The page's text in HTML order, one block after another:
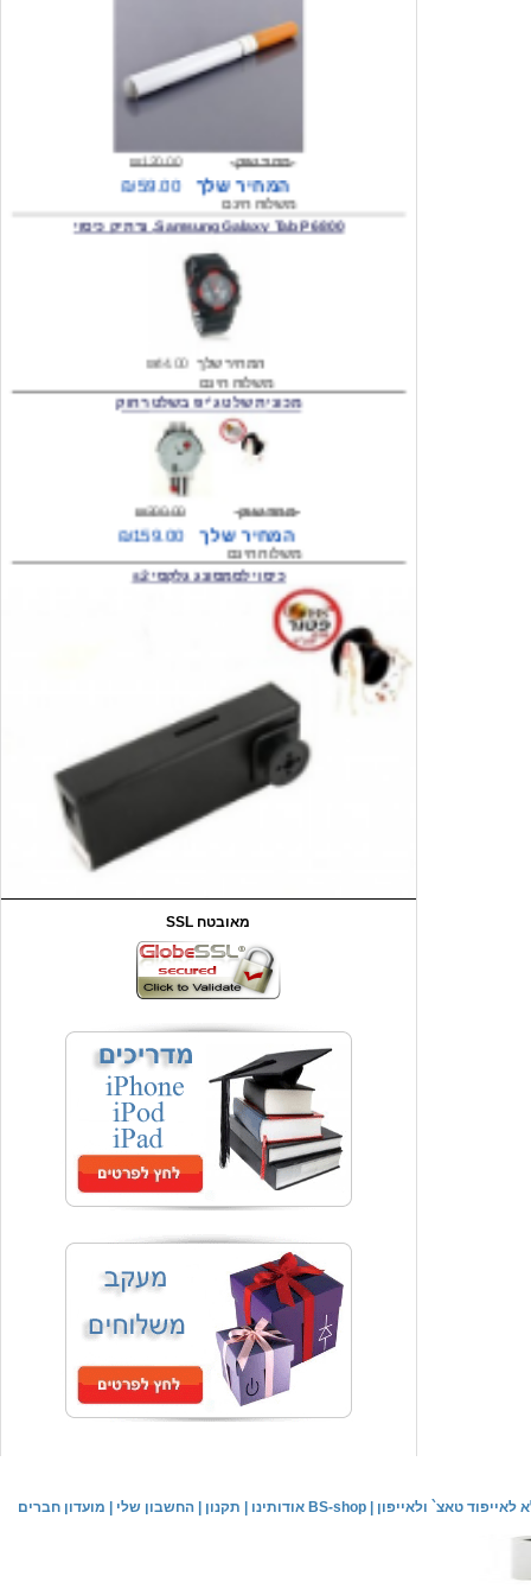
₪120.00
משלוח חינם
Samsung Galaxy Tab P6800, נרתיק כיסוי
המחיר שלך
משלוח חינם
₪300.00 מחיר שוק
₪159.00
כיסוי לסמסונג גלקסי s2
₪59.00
₪90.00 מחיר שוק
המחיר שלך
כיסוי אחורי לאייפון 4/4S
₪59.00
המחיר שלך
משלוח חינם
שעון יד אופנתי
₪59.00
המחיר שלך
משלוח חינם
שעון יד לילדים \ הלו קיטי - לבן
מחיר שוק
המחיר שלך
SSL מאובטח
מועדון חברים החשבון שלי תקנון אודותינו BS-shop טאצ` ולאייפון